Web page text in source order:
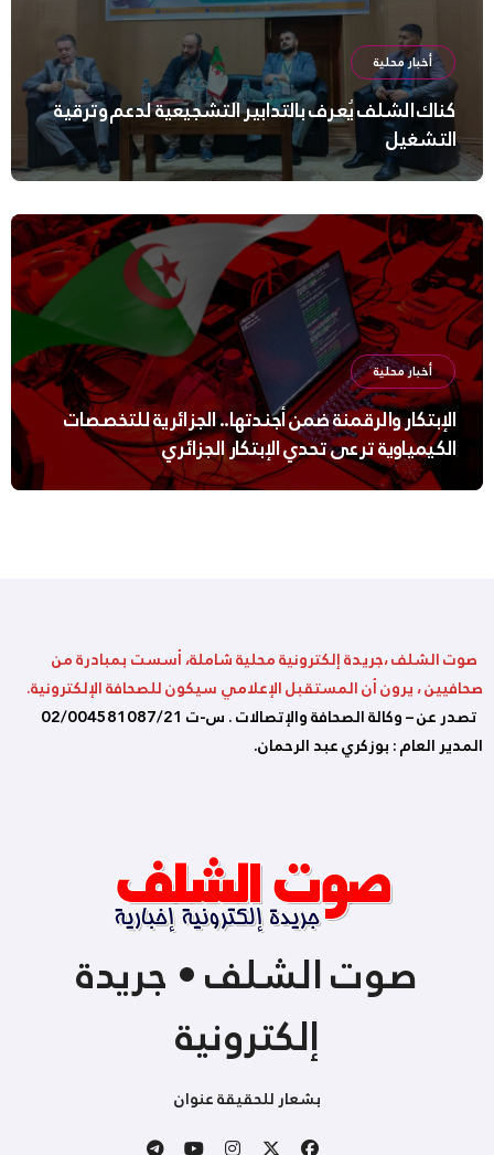
أخبار محلية
كناك الشلف يُعرف بالتدابير التشجيعية لدعم وترقية
التشغيل
أخبار محلية
الإبتكار والرقمنة ضمن أجندتها.. الجزائرية للتخصصات
الكيمياوية ترعى تحدي الإبتكار الجزائري
صوت الشلف ،جريدة إلكترونية محلية شاملة، أسست بمبادرة من
صحافيين ، يرون أن المستقبل الإعلامي سيكون للصحافة الإلكترونية.
تصدر عن – وكالة الصحافة والإتصالات . س-ت 02/004581087/21
المدير العام : بوزكري عبد الرحمان.
صوت الشلف • جريدة
إلكترونية
بشعار للحقيقة عنوان